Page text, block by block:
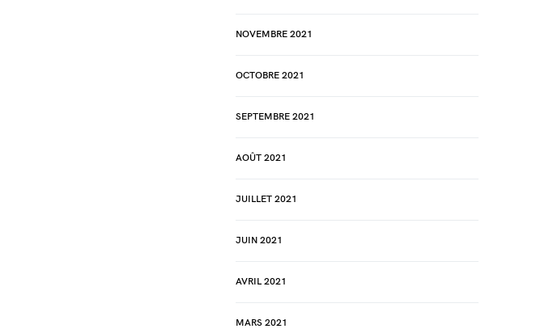
NOVEMBRE 2021
OCTOBRE 2021
SEPTEMBRE 2021
AOÛT 2021
JUILLET 2021
JUIN 2021
AVRIL 2021
MARS 2021